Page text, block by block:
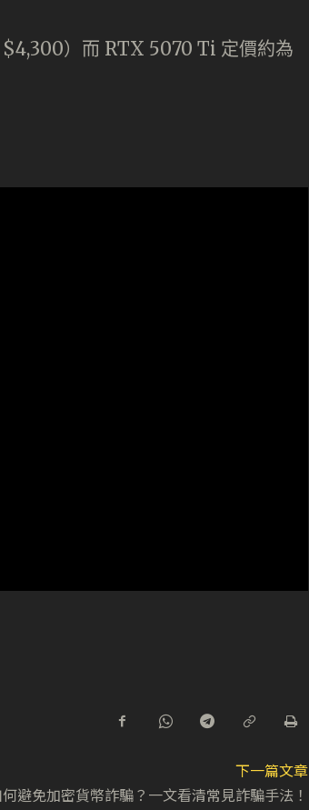
）而 RTX 5070 Ti 定價約為
下一篇文章
避免加密貨幣詐騙？一文看清常見詐騙手法！